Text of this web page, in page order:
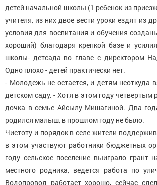
детей начальной школы (1 ребенок из
учителя, из них двое вести уроки ездят из
условия для воспитания и обучения
хороший) благодаря крепкой базе и
школы- детсада во главе с директором
Одно плохо - детей практически нет.
- Молодежь не остается, и детям неоткуда
детском саду. - Хотя в этом году четвертым
дочка в семье Айсылу Мишагиной. Два
родился малыш, в прошлом году не было.
Чистоту и порядок в селе жители
в этом участвуют работники бюджетных
году сельское поселение выиграло грант
местного родника, ведется работа по
Водопровод работает хорошо, сейчас